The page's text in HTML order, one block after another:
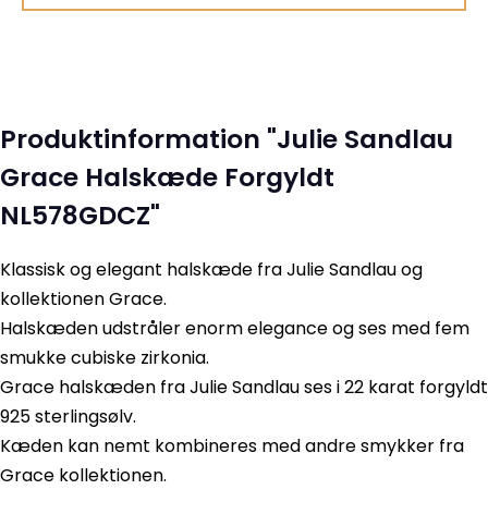
Produktinformation "Julie Sandlau
Grace Halskæde Forgyldt
NL578GDCZ"
Klassisk og elegant halskæde fra Julie Sandlau og
kollektionen Grace.
Halskæden udstråler enorm elegance og ses med fem
smukke cubiske zirkonia.
Grace halskæden fra Julie Sandlau ses i 22 karat forgyldt
925 sterlingsølv.
Kæden kan nemt kombineres med andre smykker fra
Grace kollektionen.